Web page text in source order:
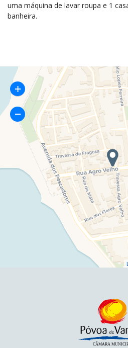
uma máquina de lavar roupa e 1
banheira.
+
−